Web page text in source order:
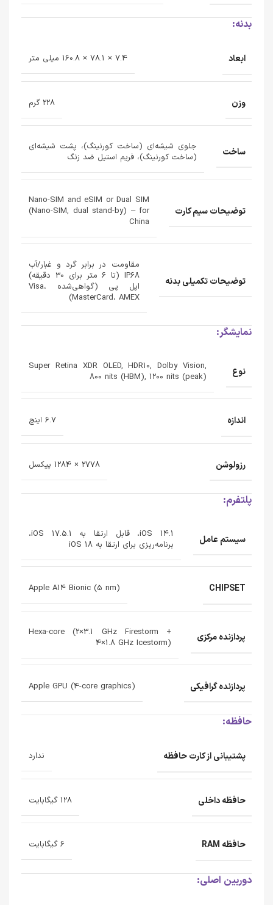
بدنه:
ابعاد 7.4 × 78.1 × 160.8 میلی متر
وزن 228 گرم
ساخت
جلوی شیشه‌ای (ساخت کورنینگ)، پشت شیشه‌ای
(ساخت کورنینگ)، فریم استیل ضد زنگ
توضیحات سیم کارت
Nano-SIM and eSIM or Dual SIM
(Nano-SIM, dual stand-by) – for
China
توضیحات تکمیلی بدنه
مقاومت در برابر گرد و غبار/آب
IP68 (تا 6 متر برای 30 دقیقه)
اپل پی (گواهی‌شده Visa،
MasterCard، AMEX)
نمایشگر:
نوع
Super Retina XDR OLED, HDR10, Dolby Vision,
800 nits (HBM), 1200 nits (peak)
اندازه 6.7 اینچ
رزولوشن 2778 × 1284 پیکسل
پلتفرم:
سیستم عامل
iOS 14.1، قابل ارتقا به iOS 17.5.1،
برنامه‌ریزی برای ارتقا به iOS 18
CHIPSET
Apple A14 Bionic (5 nm)
پردازنده‌ مرکزی
Hexa-core (2×3.1 GHz Firestorm +
4×1.8 GHz Icestorm)
پردازنده‌ گرافیکی Apple GPU (4-core graphics)
حافظه:
پشتیبانی از کارت حافظه ندارد
حافظه داخلی 128 گیگابایت
حافظه RAM 6 گیگابایت
دوربین اصلی: